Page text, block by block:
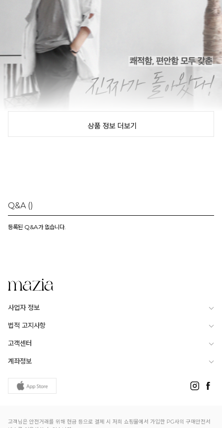
상품 정보 더보기
Q&A ()
등록된 Q&A가 없습니다.
사업자 정보
법적 고지사항
고객센터
계좌정보
고객님은 안전거래를 위해 현금 등으로 결제 시 저희 쇼핑몰에서 가입한 PG사의 구매안전서